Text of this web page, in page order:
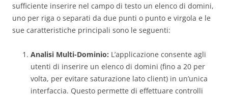
sufficiente inserire nel campo di testo un elenco di domini,
uno per riga o separati da due punti o punto e virgola e le
sue caratteristiche principali sono le seguenti:
Analisi Multi-Dominio: L’applicazione consente agli
utenti di inserire un elenco di domini (fino a 20 per
volta, per evitare saturazione lato client) in un’unica
interfaccia. Questo permette di effettuare controlli